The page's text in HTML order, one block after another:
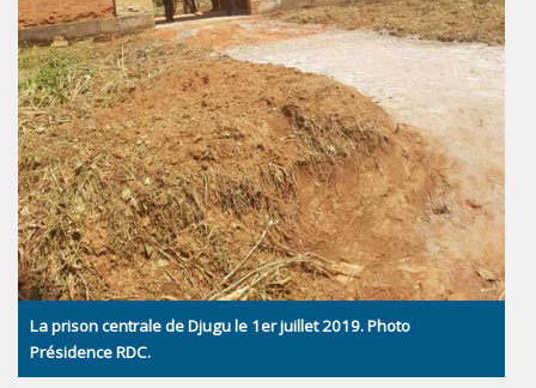
La prison centrale de Djugu le 1er juillet 2019. Photo
Présidence RDC.